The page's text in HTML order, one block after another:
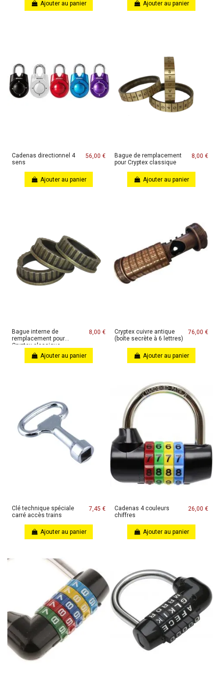
Ajouter au panier Ajouter au panier
Cadenas directionnel 4
sens
56,00 €
Ajouter au panier
Bague de remplacement
pour Cryptex classique
8,00 €
Ajouter au panier
Bague interne de
remplacement pour
Cryptex classique
8,00 €
Ajouter au panier
Cryptex cuivre antique
(boîte secrète à 6 lettres)
76,00 €
Ajouter au panier
Clé technique spéciale
carré accès trains
7,45 €
Ajouter au panier
Cadenas 4 couleurs
chiffres
26,00 €
Ajouter au panier